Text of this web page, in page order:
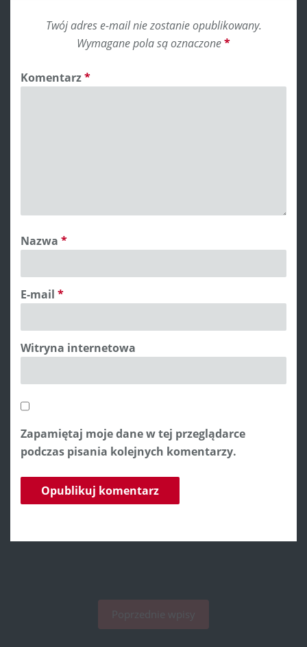
Twój adres e-mail nie zostanie opublikowany.
Wymagane pola są oznaczone*
Komentarz*
Nazwa *
E-mail *
Witryna internetowa
Zapamiętaj moje dane w tej przeglądarce
podczas pisania kolejnych komentarzy.